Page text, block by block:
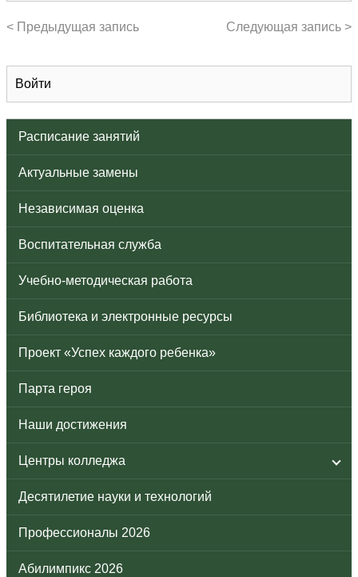
Войти
Расписание занятий
Актуальные замены
Независимая оценка
Воспитательная служба
Учебно-методическая работа
Библиотека и электронные ресурсы
Проект «Успех каждого ребенка»
Парта героя
Наши достижения
Центры колледжа
Десятилетие науки и технологий
Профессионалы 2026
Абилимпикс 2026
< Предыдущая запись Следующая запись >